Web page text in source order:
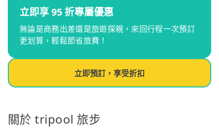
立即享 95 折專屬優惠
無論是商務出差還是旅遊探親，來回行程一次預訂
更划算，輕鬆節省旅費！
立即預訂，享受折扣
關於 tripool 旅步